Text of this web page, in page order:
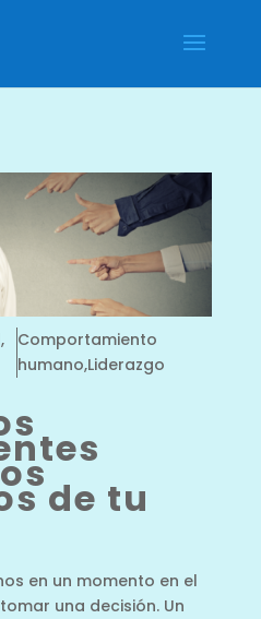
Comportamiento
humano,Liderazgo
de tu
en un momento en el
una decisión. Un